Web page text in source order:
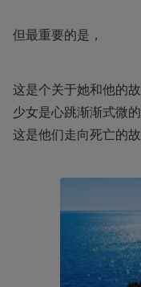
但最重要的是，
这是个关于她和他的故
少女是心跳渐渐式微
这是他们走向死亡的故